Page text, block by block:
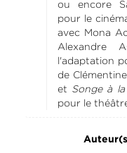
ou encore
pour le
avec Mona
Alexandre
l'adaptation
de
et Songe à
pour le